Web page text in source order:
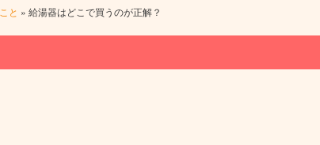
と » 給湯器はどこで買うのが正解？